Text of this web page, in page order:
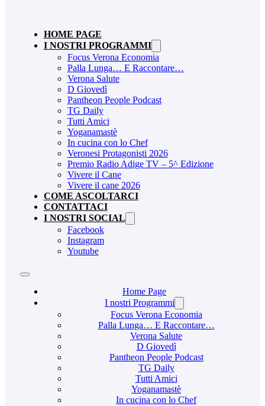
HOME PAGE
I NOSTRI PROGRAMMI
Focus Verona Economia
Palla Lunga… E Raccontare…
Verona Salute
D Giovedì
Pantheon People Podcast
TG Daily
Tutti Amici
Yoganamastè
In cucina con lo Chef
Veronesi Protagonisti 2026
Premio Radio Adige TV – 5^ Edizione
Vivere il Cane
Vivere il cane 2026
COME ASCOLTARCI
CONTATTACI
I NOSTRI SOCIAL
Facebook
Instagram
Youtube
Home Page
I nostri Programmi
Focus Verona Economia
Palla Lunga… E Raccontare…
Verona Salute
D Giovedì
Pantheon People Podcast
TG Daily
Tutti Amici
Yoganamastè
In cucina con lo Chef